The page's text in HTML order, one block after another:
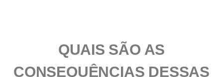
QUAIS SÃO AS
CONSEQUÊNCIAS DESSAS